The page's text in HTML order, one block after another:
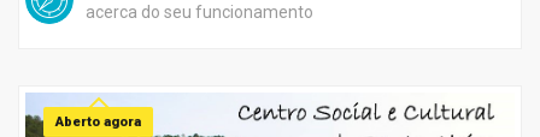
acerca do seu funcionamento
Aberto agora